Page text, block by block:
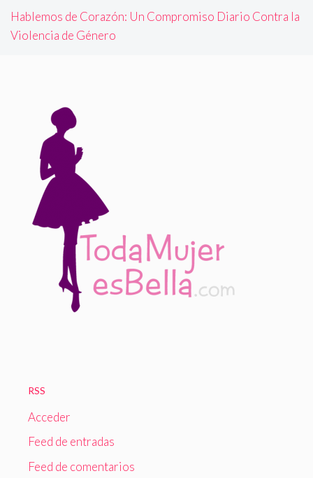
Hablemos de Corazón: Un Compromiso Diario Contra la
Violencia de Género
RSS
Acceder
Feed de entradas
Feed de comentarios